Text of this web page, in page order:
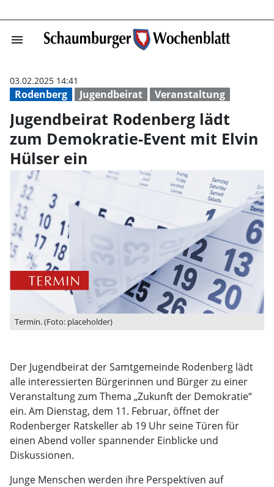
menu Jugendbeirat
Rodenberg Jugendbeirat Veranstaltung
03.02.2025 14:41
Jugendbeirat Rodenberg lädt
zum Demokratie-Event mit Elvin
Hülser ein
Termin. (Foto: placeholder)
Der Jugendbeirat der Samtgemeinde Rodenberg lädt
alle interessierten Bürgerinnen und Bürger zu einer
Veranstaltung zum Thema „Zukunft der Demokratie“
ein. Am Dienstag, dem 11. Februar, öffnet der
Rodenberger Ratskeller ab 19 Uhr seine Türen für
einen Abend voller spannender Einblicke und
Diskussionen.
Junge Menschen werden ihre Perspektiven auf